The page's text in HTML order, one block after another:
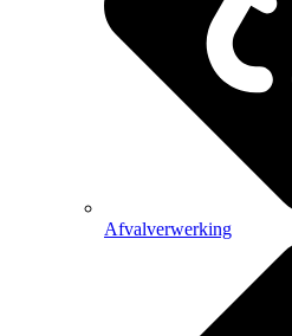
Afvalverwerking